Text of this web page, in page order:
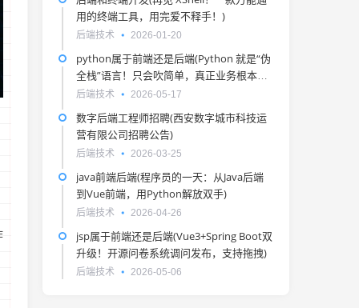
用的终端工具，用完爱不释手！)
后端技术 2026-01-20
python属于前端还是后端(Python 就是“伪
全栈”语言！只会吹简单，真正业务根本上
不了台面)
后端技术 2026-05-17
数字后端工程师招聘(西安数字城市科技运
营有限公司招聘公告)
后端技术 2026-03-25
java前端后端(程序员的一天：从Java后端
到Vue前端，用Python解放双手)
后端技术 2026-04-26
jsp属于前端还是后端(Vue3+Spring Boot双
升级！开源问卷系统调问发布，支持拖拽)
后端技术 2026-05-06